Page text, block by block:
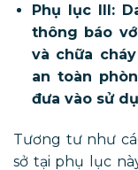
Phụ lục III:
thông báo
và chữa
an toàn
đưa vào sử
Tương tư như
sở tại phụ lục